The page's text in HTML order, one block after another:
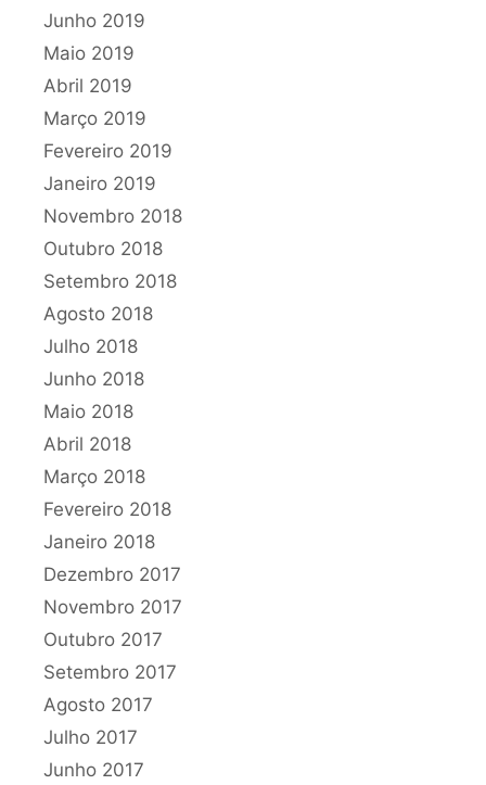
Junho 2019
Maio 2019
Abril 2019
Março 2019
Fevereiro 2019
Janeiro 2019
Novembro 2018
Outubro 2018
Setembro 2018
Agosto 2018
Julho 2018
Junho 2018
Maio 2018
Abril 2018
Março 2018
Fevereiro 2018
Janeiro 2018
Dezembro 2017
Novembro 2017
Outubro 2017
Setembro 2017
Agosto 2017
Julho 2017
Junho 2017